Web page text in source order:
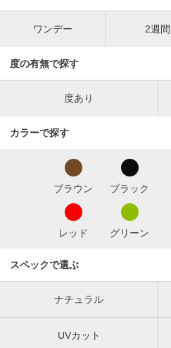
ワンデー 2週間
度の有無で探す
度あり
カラーで探す
ブラウン ブラック
レッド グリーン
スペックで選ぶ
ナチュラル
UVカット